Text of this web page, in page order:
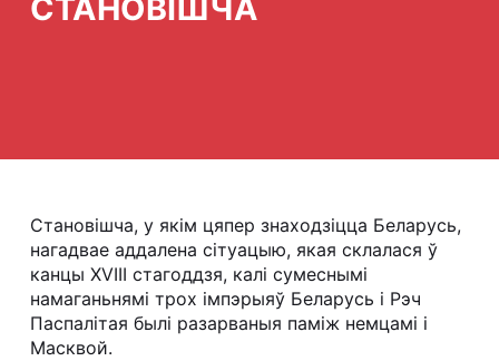
СТАНОВІШЧА
Становішча, у якім цяпер знаходзіцца Беларусь,
нагадвае аддалена сітуацыю, якая склалася ў
канцы ХVIII стагоддзя, калі сумеснымі
намаганьнямі трох імпэрыяў Беларусь і Рэч
Паспалітая былі разарваныя паміж немцамі і
Масквой.